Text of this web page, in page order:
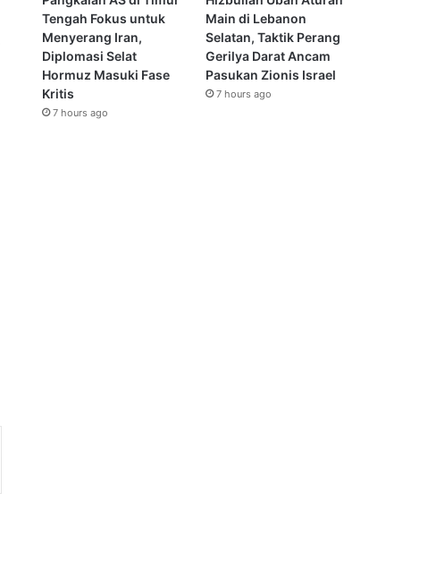
Tengah Fokus untuk
Menyerang Iran,
Diplomasi Selat
Hormuz Masuki Fase
Kritis
7 hours ago
Main di Lebanon
Selatan, Taktik Perang
Gerilya Darat Ancam
Pasukan Zionis Israel
7 hours ago